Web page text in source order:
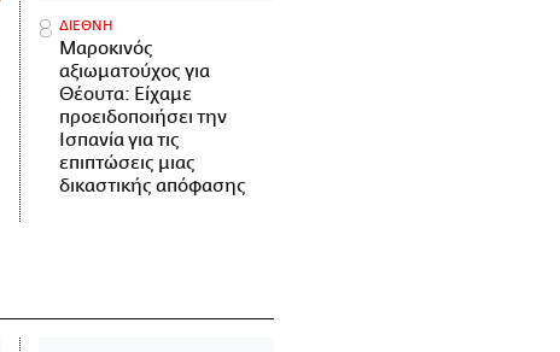
ΔΙΕΘΝΗ
Μαροκινός
αξιωματούχος για
Θέουτα: Είχαμε
προειδοποιήσει την
Ισπανία για τις
επιπτώσεις μιας
δικαστικής απόφασης